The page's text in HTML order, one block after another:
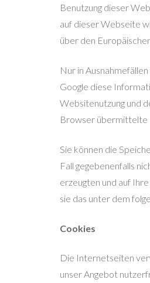
Benutzung dieser
auf dieser Webseite
über den
Nur in
Google diese
Websitenutzung und
Browser übermittelte
Sie können die
Fall gegebenenfalls
erzeugten und auf
sie das unter dem
Cookies
Die Internetseiten
unser Angebot